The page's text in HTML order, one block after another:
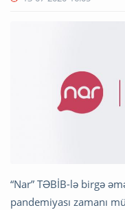
“Nar” TƏBİB-lə birgə
pandemiyası zamanı